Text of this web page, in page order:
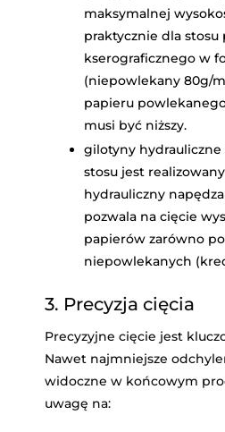
maksymalnej
praktycznie dla stosu
kserograficznego w
(niepowlekany 80g/
papieru
musi być niższy.
gilotyny hydrauliczne
stosu jest
hydrauliczny
pozwala na cięcie
papierów zarówno
niepowlekanych
3. Precyzja cięcia
Precyzyjne cięcie jest
Nawet najmniejsze
widoczne w końcowym
uwagę na: